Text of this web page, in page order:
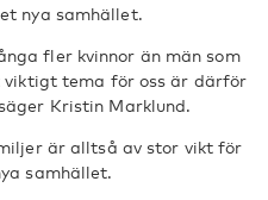
nya samhället.
fler kvinnor än män som
viktigt tema för oss är därför
Kristin Marklund.
är alltså av stor vikt för
samhället.